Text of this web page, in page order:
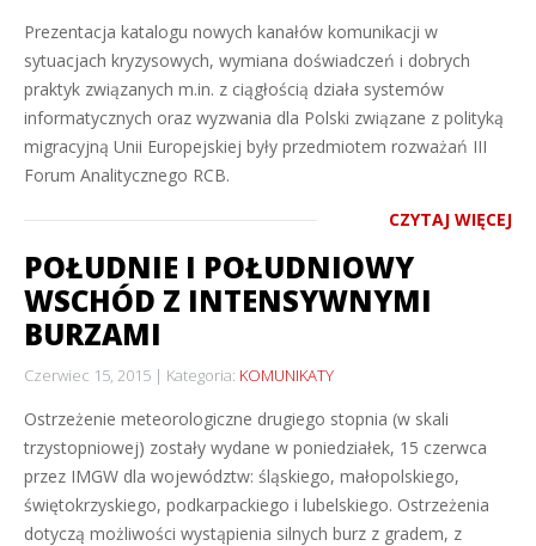
Prezentacja katalogu nowych kanałów komunikacji w
sytuacjach kryzysowych, wymiana doświadczeń i dobrych
praktyk związanych m.in. z ciągłością działa systemów
informatycznych oraz wyzwania dla Polski związane z polityką
migracyjną Unii Europejskiej były przedmiotem rozważań III
Forum Analitycznego RCB.
CZYTAJ WIĘCEJ
POŁUDNIE I POŁUDNIOWY
WSCHÓD Z INTENSYWNYMI
BURZAMI
Czerwiec 15, 2015 Kategoria: KOMUNIKATY
Ostrzeżenie meteorologiczne drugiego stopnia (w skali
trzystopniowej) zostały wydane w poniedziałek, 15 czerwca
przez IMGW dla województw: śląskiego, małopolskiego,
świętokrzyskiego, podkarpackiego i lubelskiego. Ostrzeżenia
dotyczą możliwości wystąpienia silnych burz z gradem, z